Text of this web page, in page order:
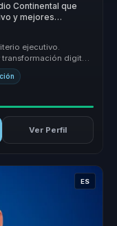
Continental que
y mejores
ejecutivo.
digital
Ver Perfil
ES